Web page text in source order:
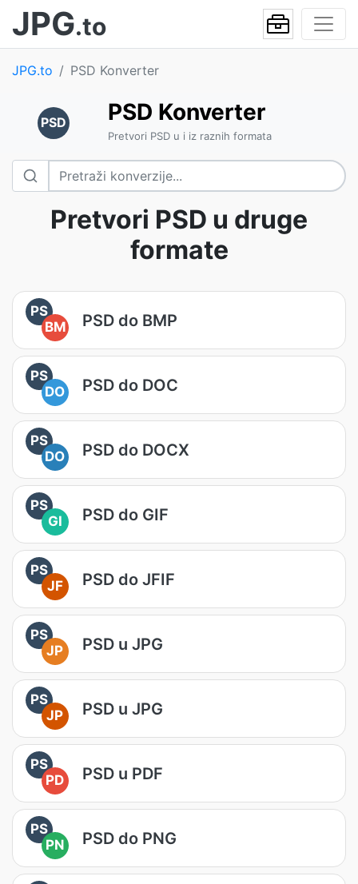
JPG.to
JPG.to PSD Konverter
PSD PSD Konverter
Pretvori PSD u i iz raznih formata
Pretvori PSD u druge
formate
PS
BM
PSD do BMP
PS
DO
PSD do DOC
PS
DO
PSD do DOCX
PS
GI
PSD do GIF
PS
JF
PSD do JFIF
PS
JP
PSD u JPG
PS
JP
PSD u JPG
PS
PD
PSD u PDF
PS
PN
PSD do PNG